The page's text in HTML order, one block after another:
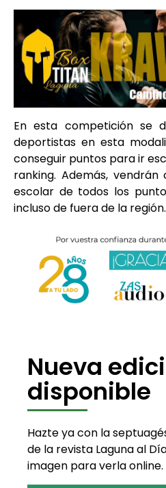
En esta competición se
deportistas en esta
conseguir puntos para ir
ranking. Además,
escolar de todos los
incluso de fuera de la región.
Nueva
disponible
Hazte ya con la
de la revista Laguna al
imagen para verla online.